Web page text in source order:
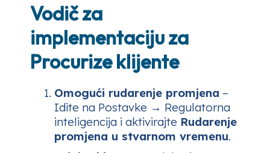
Vodič za
implementaciju za
Procurize klijente
Omogući rudarenje promjena –
Idite na Postavke → Regulatorna
inteligencija i aktivirajte Rudarenje
promjena u stvarnom vremenu.